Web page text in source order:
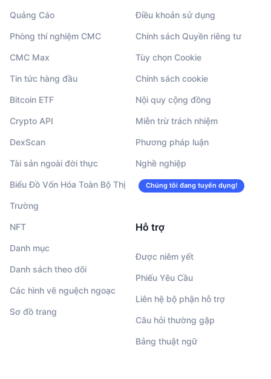
Quảng Cáo
Phòng thí nghiệm CMC
CMC Max
Tin tức hàng đầu
Bitcoin ETF
Crypto API
DexScan
Tài sản ngoài đời thực
Biểu Đồ Vốn Hóa Toàn Bộ Thị
Trường
NFT
Danh mục
Danh sách theo dõi
Các hình vẽ nguệch ngoạc
Sơ đồ trang
Điều khoản sử dụng
Chính sách Quyền riêng tư
Tùy chọn Cookie
Chính sách cookie
Nội quy cộng đồng
Miễn trừ trách nhiệm
Phương pháp luận
Nghề nghiệp
Chúng tôi đang tuyển dụng!
Hỗ trợ
Được niêm yết
Phiếu Yêu Cầu
Liên hệ bộ phận hỗ trợ
Câu hỏi thường gặp
Bảng thuật ngữ